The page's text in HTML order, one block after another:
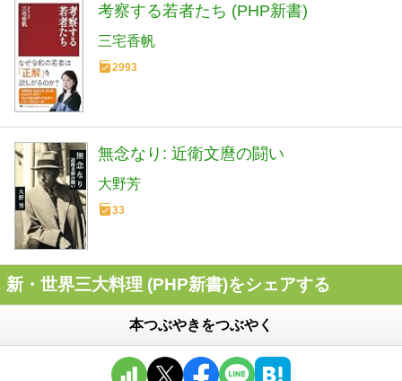
考察する若者たち (PHP新書)
三宅香帆
2993
無念なり: 近衛文麿の闘い
大野芳
33
新・世界三大料理 (PHP新書)をシェアする
本つぶやきをつぶやく